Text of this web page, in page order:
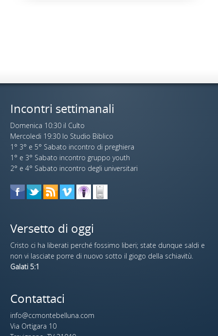
Incontri settimanali
Domenica 10:30 il Culto
Mercoledi 19:30 lo Studio Biblico
1° 3° e 5° Sabato incontro di preghiera
1° e 3° Sabato incontro gruppo youth
2° e 4° Sabato incontro degli universitari
Versetto di oggi
Cristo ci ha liberati perché fossimo liberi; state dunque saldi e
non vi lasciate porre di nuovo sotto il giogo della schiavitù.
Galati 5:1
Contattaci
info@ccmontebelluna.com
Via Ortigara 10